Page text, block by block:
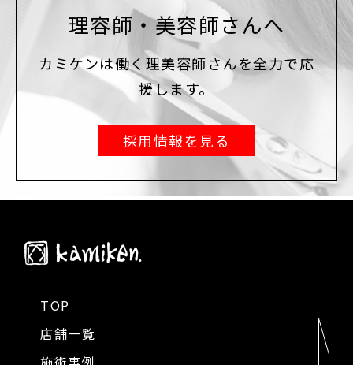
理容師・美容師さんへ
カミケンは働く理美容師さんを全力で応
援します。
採用情報を見る
TOP
店舗一覧